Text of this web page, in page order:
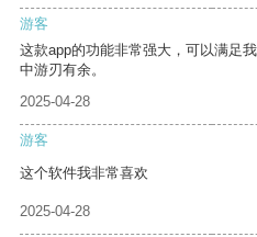
游客
这款app的功能非常强大，可以满足
中游刃有余。
2025-04-28
游客
这个软件我非常喜欢
2025-04-28